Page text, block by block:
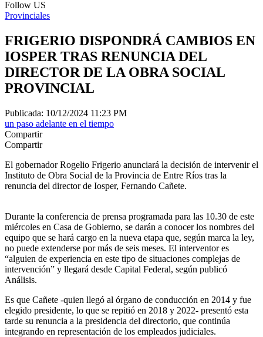
Follow US
Provinciales
FRIGERIO DISPONDRÁ CAMBIOS EN
IOSPER TRAS RENUNCIA DEL
DIRECTOR DE LA OBRA SOCIAL
PROVINCIAL
Publicada: 10/12/2024 11:23 PM
un paso adelante en el tiempo
Compartir
Compartir
El gobernador Rogelio Frigerio anunciará la decisión de intervenir el
Instituto de Obra Social de la Provincia de Entre Ríos tras la
renuncia del director de Iosper, Fernando Cañete.
Durante la conferencia de prensa programada para las 10.30 de este
miércoles en Casa de Gobierno, se darán a conocer los nombres del
equipo que se hará cargo en la nueva etapa que, según marca la ley,
no puede extenderse por más de seis meses. El interventor es
“alguien de experiencia en este tipo de situaciones complejas de
intervención” y llegará desde Capital Federal, según publicó
Análisis.
Es que Cañete -quien llegó al órgano de conducción en 2014 y fue
elegido presidente, lo que se repitió en 2018 y 2022- presentó esta
tarde su renuncia a la presidencia del directorio, que continúa
integrando en representación de los empleados judiciales.